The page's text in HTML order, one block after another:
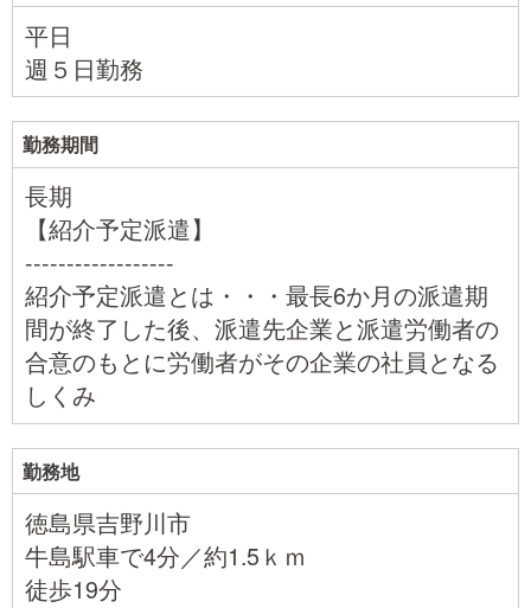
平日
週５日勤務
勤務期間
長期
【紹介予定派遣】
------------------
紹介予定派遣とは・・・最長6か月の派遣期
間が終了した後、派遣先企業と派遣労働者の
合意のもとに労働者がその企業の社員となる
しくみ
勤務地
徳島県吉野川市
牛島駅車で4分／約1.5ｋｍ
徒歩19分